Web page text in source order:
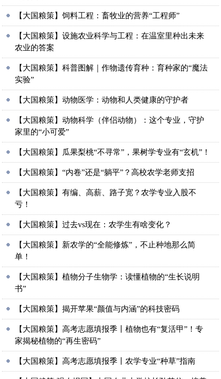
【大国粮策】饲料工程：畜牧业的营养“工程师”
【大国粮策】设施农业科学与工程：在温室里种出未来
农业的答案
【大国粮策】科普图解｜作物遗传育种：育种家的“魔法
实验”
【大国粮策】动物医学：动物和人类健康的守护者
【大国粮策】动物科学（伴侣动物）：这个专业，守护
家里的“小可爱”
【大国粮策】瓜果梨桃“不寻常”，果树学专业有“玄机”！
【大国粮策】“内卷”还是“躺平”？高校农学老师支招
【大国粮策】有编、高薪、路子宽？农学专业入股不
亏！
【大国粮策】过去vs现在：农学生有啥变化？
【大国粮策】新农学的“全能修炼”，不止种地那么简
单！
【大国粮策】植物分子生物学：读懂植物的“生长说明
书”
【大国粮策】揭开苹果“颜值与内涵”的科技密码
【大国粮策】高考志愿填报季丨植物也有“复活甲”！专
家揭秘植物的“再生密码”
【大国粮策】高考志愿填报季丨农学专业“种草”指南